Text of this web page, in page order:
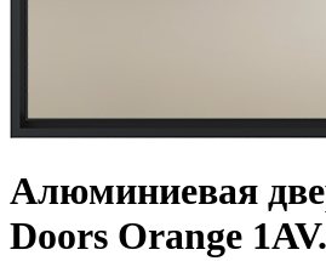
Алюминиевая
Doors Orange